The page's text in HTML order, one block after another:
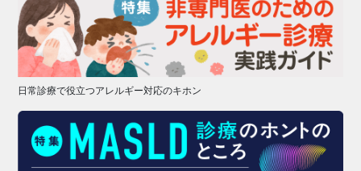
日常診療で役立つアレルギー対応のキホン